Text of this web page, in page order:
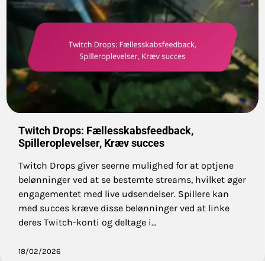
Twitch Drops: Fællesskabsfeedback,
Spilleroplevelser, Kræv succes
Twitch Drops giver seerne mulighed for at optjene
belønninger ved at se bestemte streams, hvilket øger
engagementet med live udsendelser. Spillere kan
med succes kræve disse belønninger ved at linke
deres Twitch-konti og deltage i…
18/02/2026